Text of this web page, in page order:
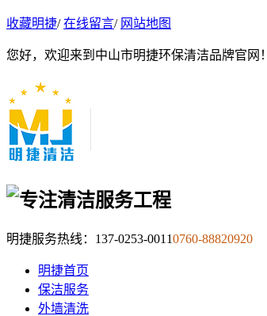
收藏明捷/在线留言/ 网站地图
您好，欢迎来到中山市明捷环保清洁品牌官网！
明捷服务热线： 137-0253-00110760-88820920
明捷首页
保洁服务
外墙清洗